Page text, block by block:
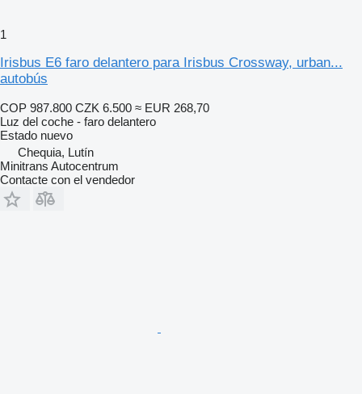
1
Irisbus E6 faro delantero para Irisbus Crossway, urban...
autobús
COP 987.800 CZK 6.500 ≈ EUR 268,70
Luz del coche - faro delantero
Estado nuevo
Chequia, Lutín
Minitrans Autocentrum
Contacte con el vendedor